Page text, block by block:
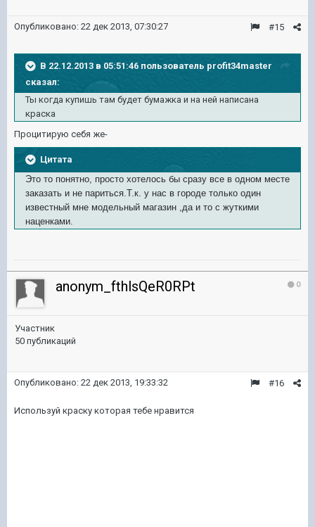
#15
Опубликовано: 22 дек 2013, 07:30:27
В 22.12.2013 в 05:51:46 пользователь profit34master
сказал:
Ты когда купишь там будет бумажка и на ней написана
краска
Процитирую себя же-
Цитата
Это то понятно, просто хотелось бы сразу все в одном месте
заказать и не париться.Т.к. у нас в городе только один
известный мне модельный магазин ,да и то с жуткими
наценками.
0
anonym_fthlsQeR0RPt
Участник
50 публикаций
#16
Опубликовано: 22 дек 2013, 19:33:32
Используй краску которая тебе нравится